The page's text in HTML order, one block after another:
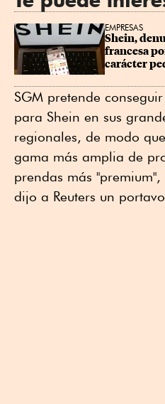
EMPRESAS
Shein,
francesa
carácter
SGM pretende
para Shein en sus
regionales, de modo
gama más amplia de
prendas más "premium",
dijo a Reuters un